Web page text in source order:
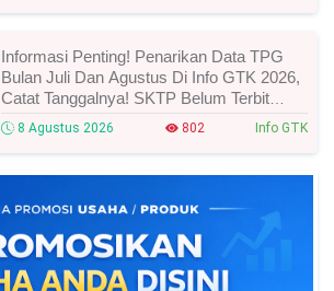
Informasi Penting! Penarikan Data TPG
Bulan Juli Dan Agustus Di Info GTK 2026,
Catat Tanggalnya! SKTP Belum Terbit
Januari–Juni, Ini Prosesnya!
8 Agustus 2026 802 Info GTK